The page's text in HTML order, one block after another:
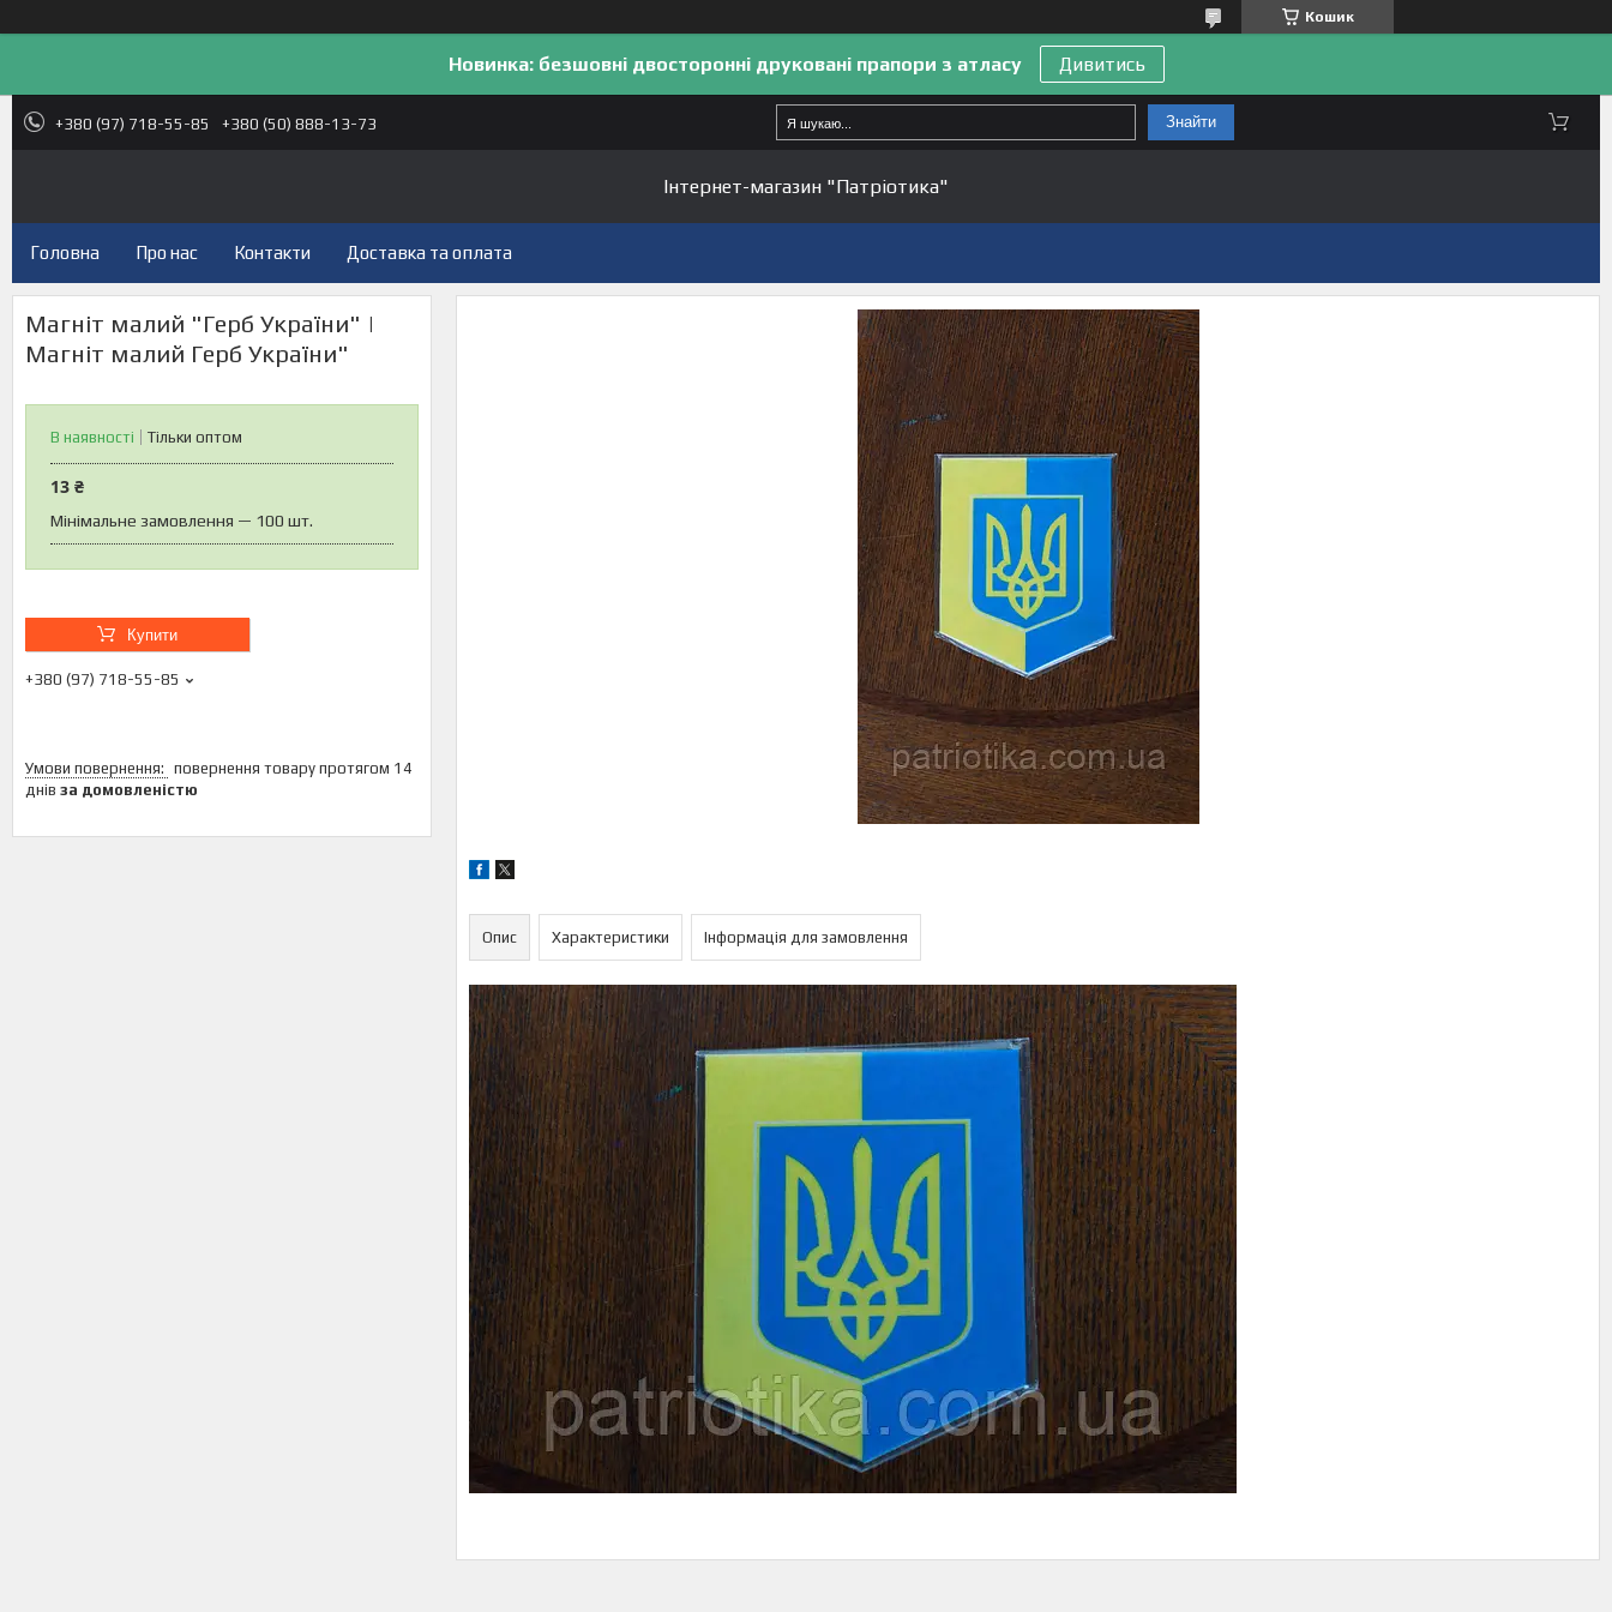
Кошик
Новинка: безшовні двосторонні друковані прапори з атласу Дивитись
+380 (97) 718-55-85 +380 (50) 888-13-73 Знайти
Інтернет-магазин "Патріотика"
Головна Про нас Контакти Доставка та оплата
Магніт малий "Герб України" |
Магніт малий Герб України"
В наявності Тільки оптом
13 ₴
Мінімальне замовлення — 100 шт.
Купити
+380 (97) 718-55-85
повернення товару протягом 14
днів за домовленістю
Опис Характеристики Інформація для замовлення